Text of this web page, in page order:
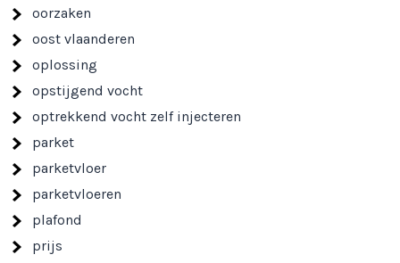
oorzaken
oost vlaanderen
oplossing
opstijgend vocht
optrekkend vocht zelf injecteren
parket
parketvloer
parketvloeren
plafond
prijs